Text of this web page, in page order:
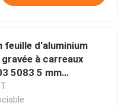
feuille d'aluminium
à carreaux
5083 5 mm